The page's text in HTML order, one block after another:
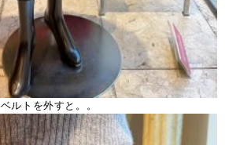
ベルトを外すと。。